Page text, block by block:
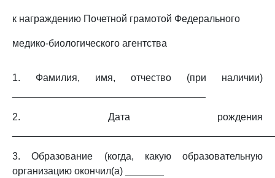
к награждению Почетной грамотой Федерального
медико-биологического агентства
1. Фамилия, имя, отчество (при наличии)
2. Дата рождения
3. Образование (когда, какую образовательную
организацию окончил(а) _______